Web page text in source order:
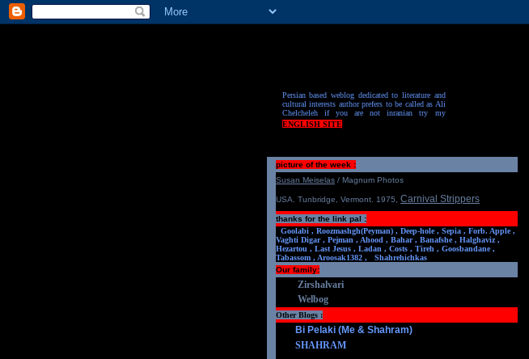
Persian based weblog dedicated to literature and
cultural interests author prefers to be called as Ali
Chelcheleh if you are not inranian try my
ENGLISH SITE
picture of the week :
Susan Meiselas / Magnum Photos
USA. Tunbridge, Vermont. 1975 Carnival Strippers
thanks for the link pal :
Goolabi , Roozmashgh(Peyman) , Deep-hole , Sepia , Forb. Apple ,
Vaghti Digar , Pejman , Ahood , Bahar , Banafshe , Halghaviz ,
Hezartou , Last Jesus , Ladan , Costs , Tireh , Goosbandane ,
Tabassom , Aroosak1382 ,
Shahrehichkas
Our family:
Zirshalvari
Welbog
Other Blogs :
Bi Pelaki (Me & Shahram)
SHAHRAM